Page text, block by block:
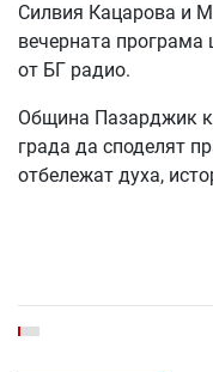
Силвия Кацарова и
вечерната
от БГ радио.
Община Пазарджик
града да споделят
отбележат духа,